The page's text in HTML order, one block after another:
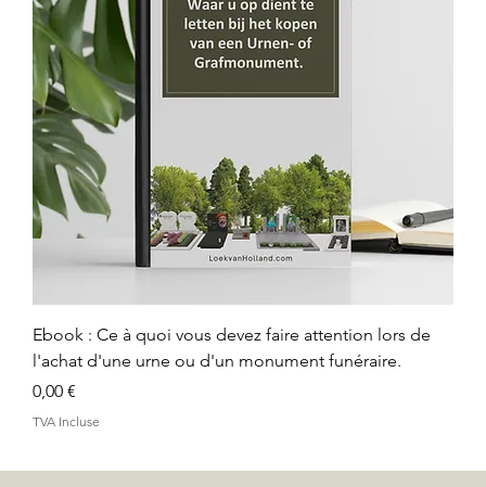
Ebook : Ce à quoi vous devez faire attention lors de
l'achat d'une urne ou d'un monument funéraire.
Prix
0,00 €
TVA Incluse